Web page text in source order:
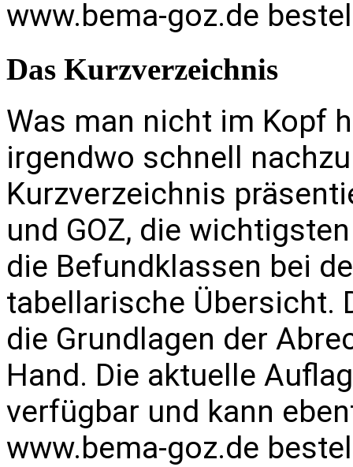
www.bema-goz.de
Das Kurzverzeichnis
Was man nicht im Kopf
irgendwo schnell
Kurzverzeichnis
und GOZ, die
die Befundklassen bei
tabellarische Übersicht.
die Grundlagen der
Hand. Die aktuelle
verfügbar und kann
www.bema-goz.de